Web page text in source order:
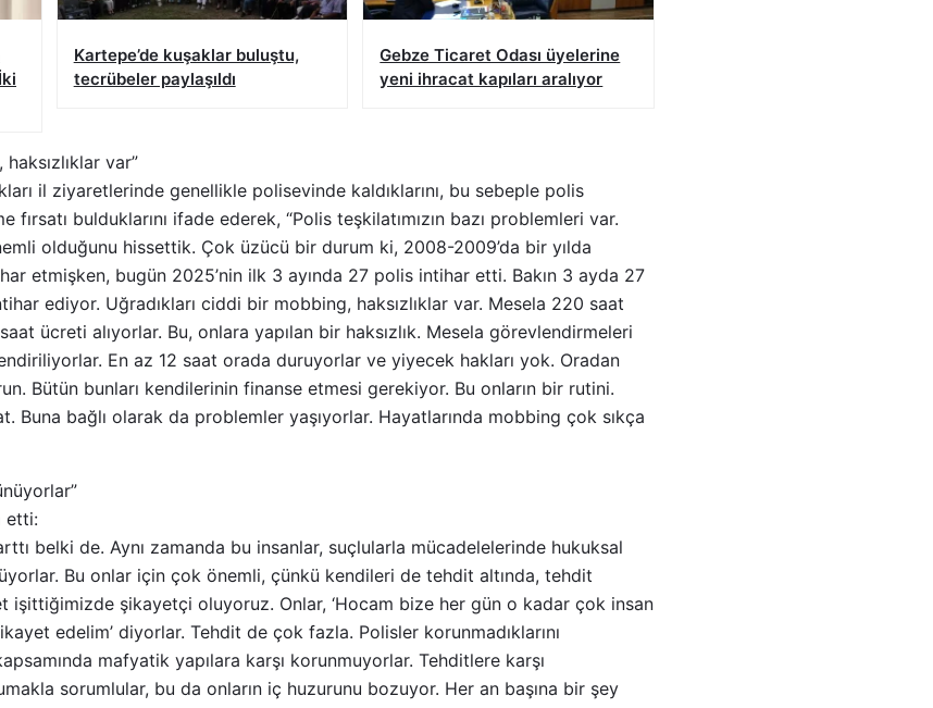
Kartepe’de kuşaklar buluştu,
tecrübeler paylaşıldı
Gebze Ticaret Odası üyelerine
yeni ihracat kapıları aralıyor
var”
il ziyaretlerinde genellikle polisevinde kaldıklarını, bu sebeple polis
fırsatı bulduklarını ifade ederek, “Polis teşkilatımızın bazı problemleri var.
olduğunu hissettik. Çok üzücü bir durum ki, 2008-2009’da bir yılda
etmişken, bugün 2025’nin ilk 3 ayında 27 polis intihar etti. Bakın 3 ayda 27
ediyor. Uğradıkları ciddi bir mobbing, haksızlıklar var. Mesela 220 saat
ücreti alıyorlar. Bu, onlara yapılan bir haksızlık. Mesela görevlendirmeleri
En az 12 saat orada duruyorlar ve yiyecek hakları yok. Oradan
Bütün bunları kendilerinin finanse etmesi gerekiyor. Bu onların bir rutini.
Buna bağlı olarak da problemler yaşıyorlar. Hayatlarında mobbing çok sıkça
etti:
belki de. Aynı zamanda bu insanlar, suçlularla mücadelelerinde hukuksal
Bu onlar için çok önemli, çünkü kendileri de tehdit altında, tehdit
işittiğimizde şikayetçi oluyoruz. Onlar, ‘Hocam bize her gün o kadar çok insan
edelim’ diyorlar. Tehdit de çok fazla. Polisler korunmadıklarını
mafyatik yapılara karşı korunmuyorlar. Tehditlere karşı
sorumlular, bu da onların iç huzurunu bozuyor. Her an başına bir şey